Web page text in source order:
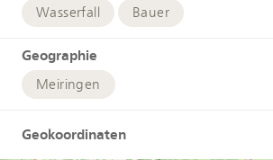
Wasserfall Bauer
Geographie
Meiringen
Geokoordinaten